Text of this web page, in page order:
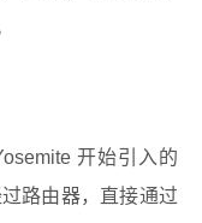
开始引入的
路由器，直接通过